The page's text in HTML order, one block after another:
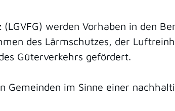
werden Vorhaben in den
des Lärmschutzes, der
Güterverkehrs gefördert.
Gemeinden im Sinne einer